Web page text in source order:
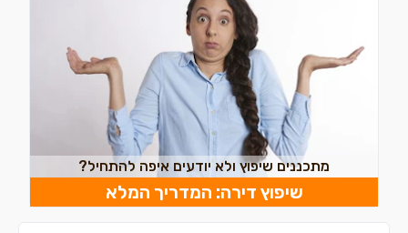
מתכננים שיפוץ ולא יודעים איפה להתחיל?
שיפוץ דירה: המדריך המלא